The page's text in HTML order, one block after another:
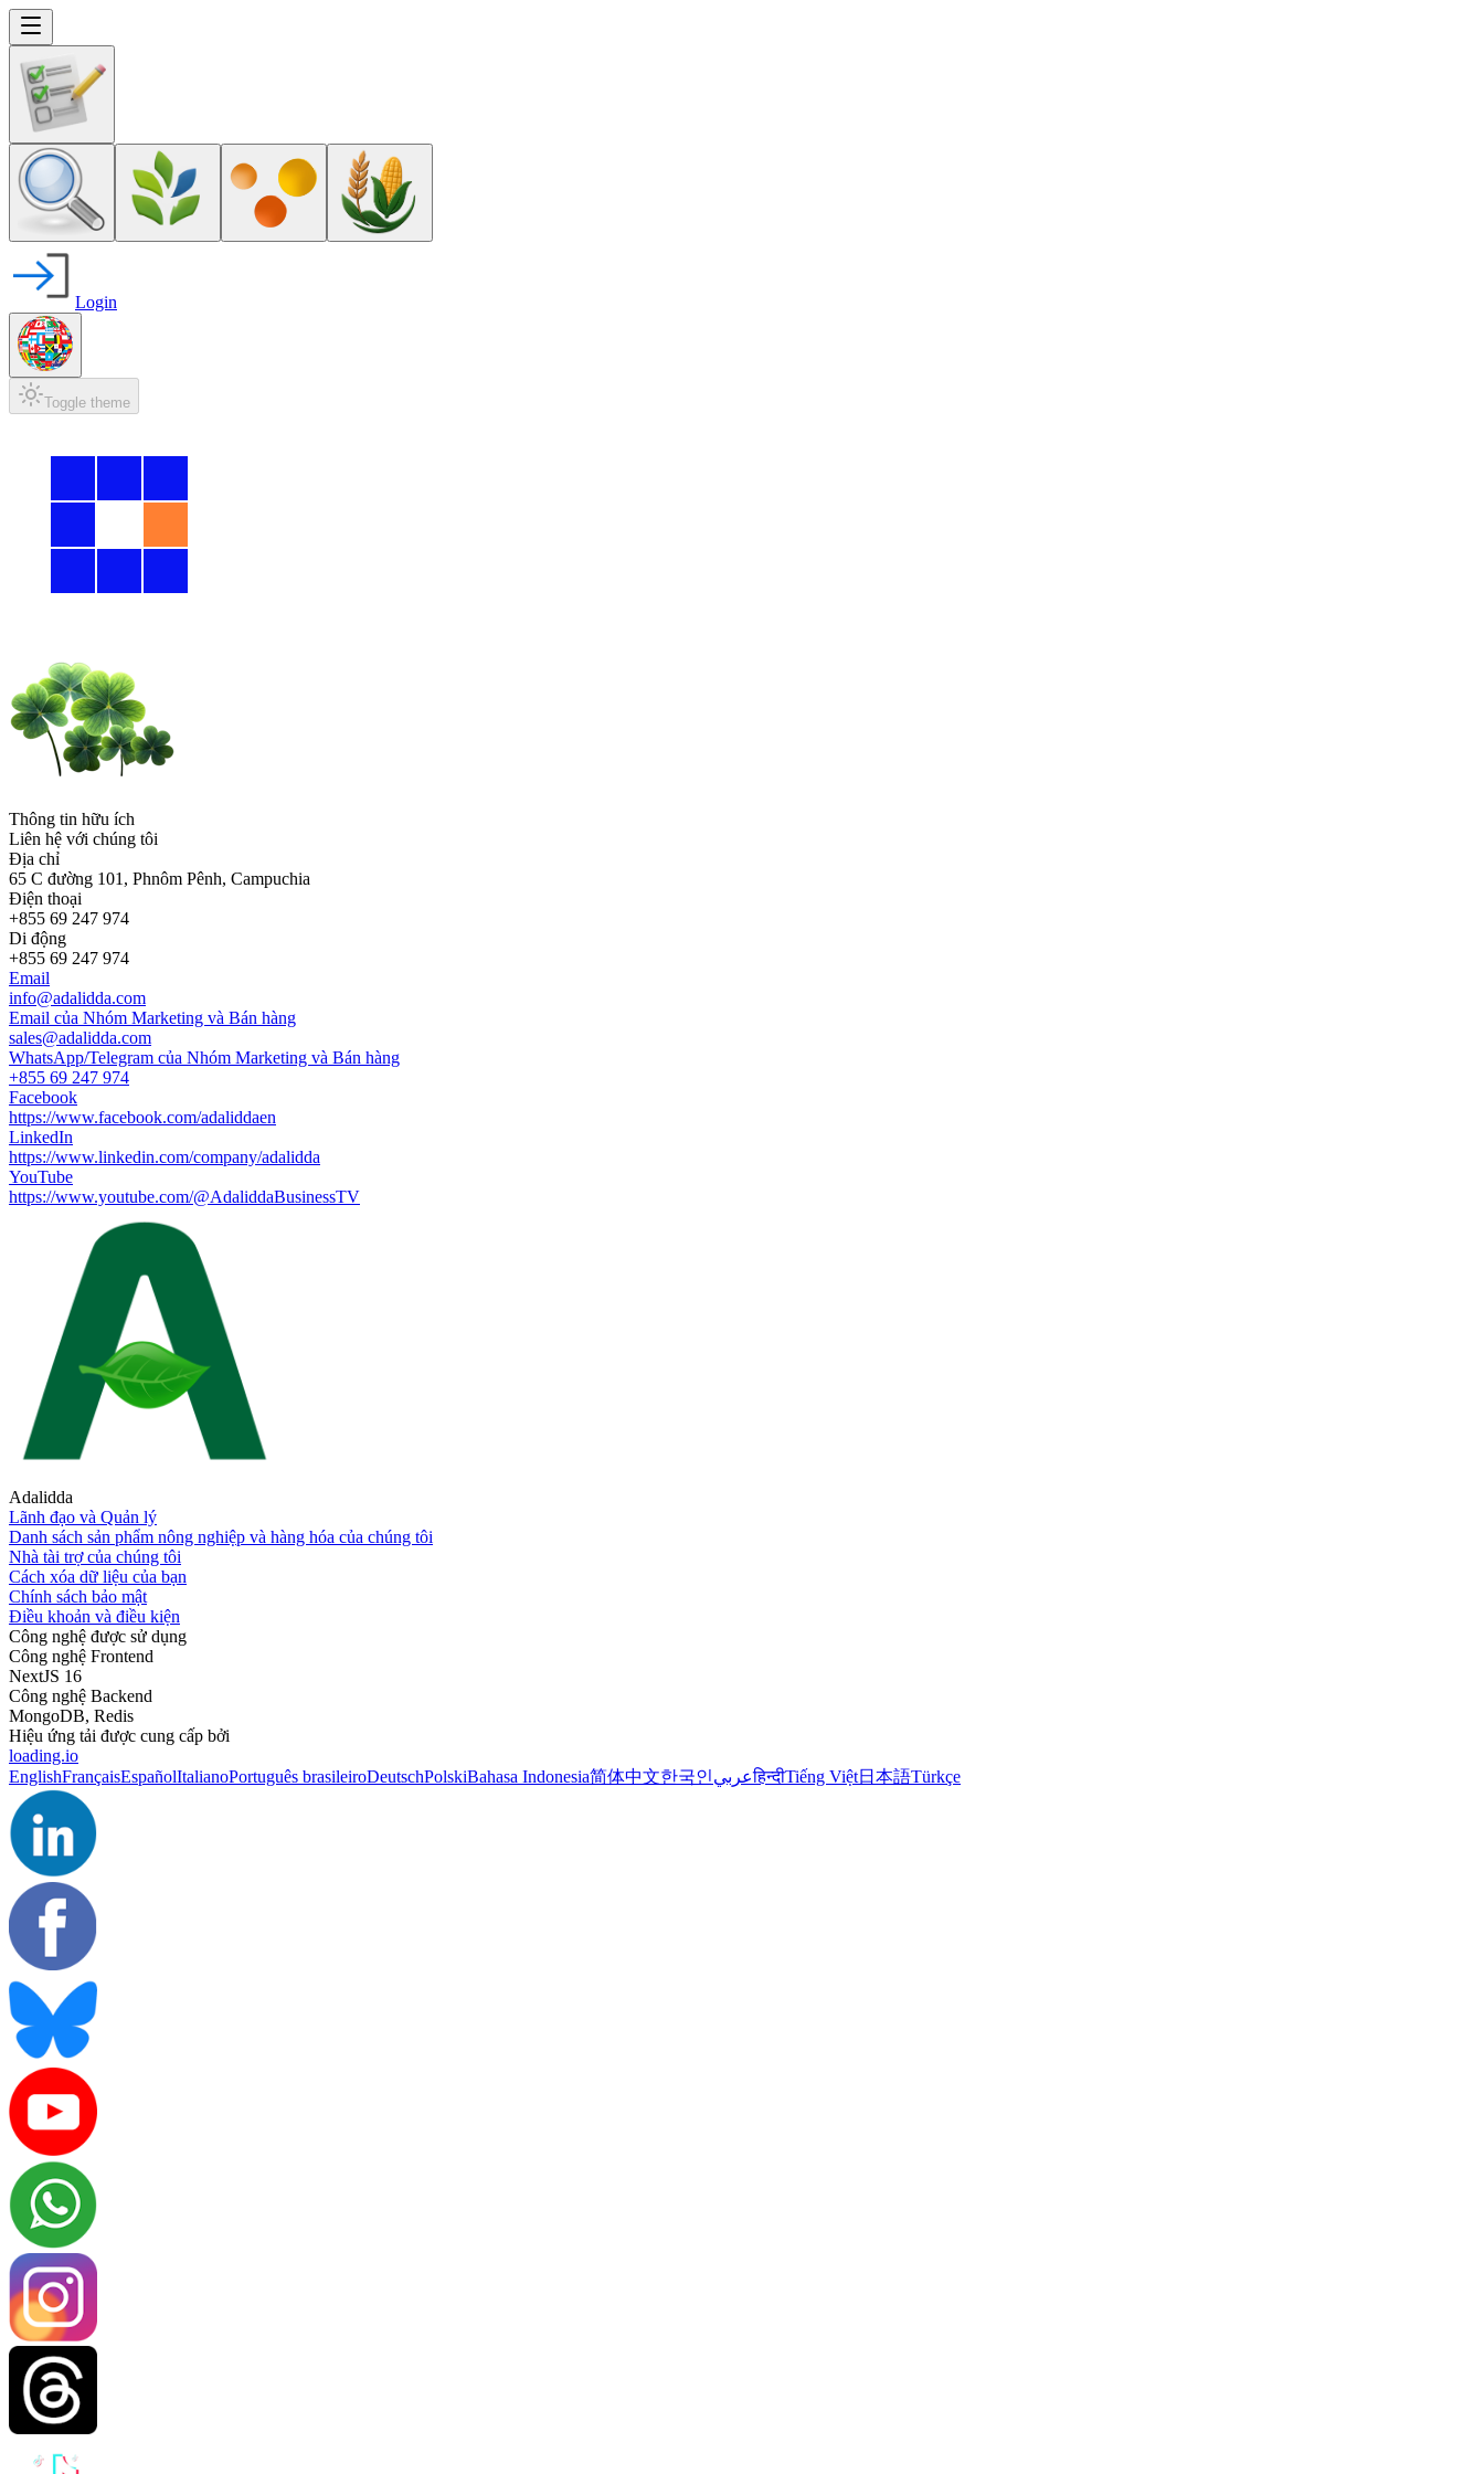
Login
Toggle theme
Thông tin hữu ích
Liên hệ với chúng tôi
Địa chỉ
65 C đường 101, Phnôm Pênh, Campuchia
Điện thoại
+855 69 247 974
Di động
+855 69 247 974
Email
info@adalidda.com
Email của Nhóm Marketing và Bán hàng
sales@adalidda.com
WhatsApp/Telegram của Nhóm Marketing và Bán hàng
+855 69 247 974
Facebook
https://www.facebook.com/adaliddaen
LinkedIn
https://www.linkedin.com/company/adalidda
YouTube
https://www.youtube.com/@AdaliddaBusinessTV
Adalidda
Lãnh đạo và Quản lý
Danh sách sản phẩm nông nghiệp và hàng hóa của chúng tôi
Nhà tài trợ của chúng tôi
Cách xóa dữ liệu của bạn
Chính sách bảo mật
Điều khoản và điều kiện
Công nghệ được sử dụng
Công nghệ Frontend
NextJS 16
Công nghệ Backend
MongoDB, Redis
Hiệu ứng tải được cung cấp bởi
loading.io
EnglishFrançaisEspañolItalianoPortuguês brasileiroDeutschPolskiBahasa Indonesia简体中文한국인عربيहिन्दीTiếng Việt日本語Türkçe